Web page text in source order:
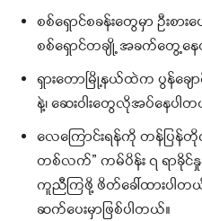
စစ်ရှောင်စခန်းတွေမှာ ဦးစာ
စစ်ရှောင်တချို့ အခက်တွေ့
ရှားတောမြို့နယ်ထဲက ပွန်ချောင်
နဲ့၊ ဆေးဝါးတွေလိုအပ်နေပါ
လေကြောင်းရန်ကို တန်ပြန်
တစ်လက်” ကမ်ပိန်း ၇ ရာခိုင်နှု
ကူညီကြဖို့ ဖိတ်ခေါ်ထားပါ
ဆက်ပေးမှာဖြစ်ပါတယ်။